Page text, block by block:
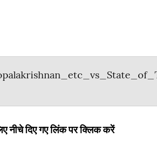
नीचे दिए गए लिंक पर क्लिक करें